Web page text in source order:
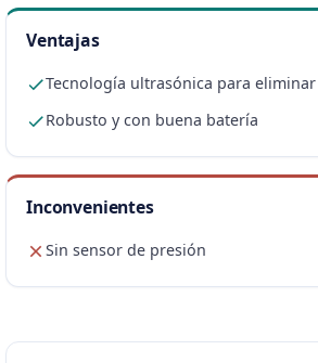
Ventajas
Tecnología ultrasónica para
Robusto y con buena batería
Inconvenientes
Sin sensor de presión